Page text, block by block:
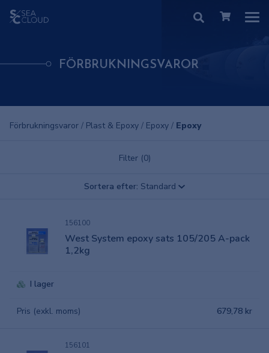
FÖRBRUKNINGSVAROR
Förbrukningsvaror / Plast & Epoxy / Epoxy / Epoxy
Filter (0)
Sortera efter: Standard
156100
West System epoxy sats 105/205 A-pack
1,2kg
I lager
Pris (exkl. moms) 679,78 kr
156101